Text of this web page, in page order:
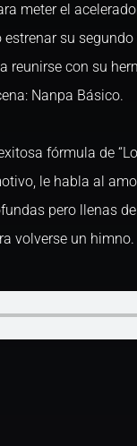
meter el
su
reunirse con su
Nanpa Básico.
fórmula de
le habla al
pero llenas
volverse un himno.